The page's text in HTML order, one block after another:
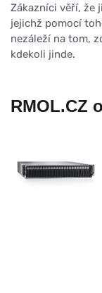
Zákazníci věří, že
jejichž pomocí
nezáleží na tom,
kdekoli jinde.
RMOL.CZ